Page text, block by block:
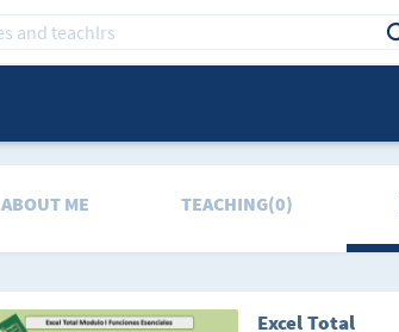
ABOUT ME TEACHING(0)
Excel Total